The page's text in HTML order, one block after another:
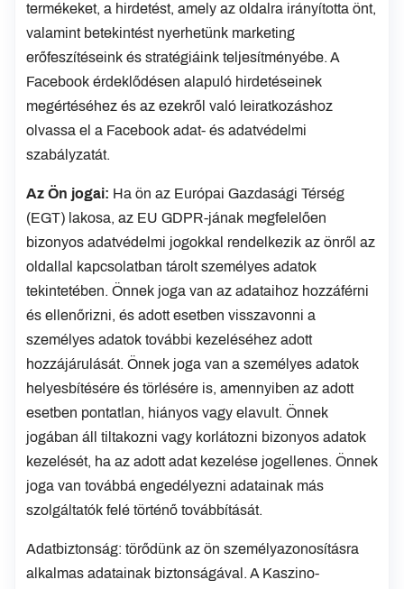
termékeket, a hirdetést, amely az oldalra irányította önt,
valamint betekintést nyerhetünk marketing
erőfeszítéseink és stratégiáink teljesítményébe. A
Facebook érdeklődésen alapuló hirdetéseinek
megértéséhez és az ezekről való leiratkozáshoz
olvassa el a Facebook adat- és adatvédelmi
szabályzatát.
Az Ön jogai: Ha ön az Európai Gazdasági Térség
(EGT) lakosa, az EU GDPR-jának megfelelően
bizonyos adatvédelmi jogokkal rendelkezik az önről az
oldallal kapcsolatban tárolt személyes adatok
tekintetében. Önnek joga van az adataihoz hozzáférni
és ellenőrizni, és adott esetben visszavonni a
személyes adatok további kezeléséhez adott
hozzájárulását. Önnek joga van a személyes adatok
helyesbítésére és törlésére is, amennyiben az adott
esetben pontatlan, hiányos vagy elavult. Önnek
jogában áll tiltakozni vagy korlátozni bizonyos adatok
kezelését, ha az adott adat kezelése jogellenes. Önnek
joga van továbbá engedélyezni adatainak más
szolgáltatók felé történő továbbítását.
Adatbiztonság: törődünk az ön személyazonosításra
alkalmas adatainak biztonságával. A Kaszino-